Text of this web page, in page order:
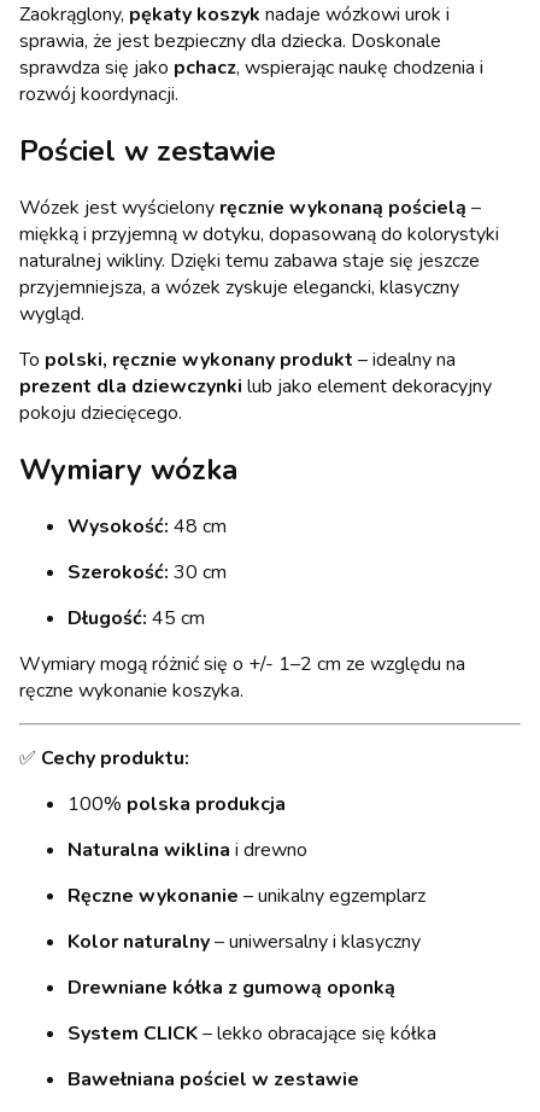
Zaokrąglony, pękaty koszyk nadaje wózkowi urok i
sprawia, że jest bezpieczny dla dziecka. Doskonale
sprawdza się jako pchacz, wspierając naukę chodzenia i
rozwój koordynacji.
Pościel w zestawie
Wózek jest wyścielony ręcznie wykonaną pościelą –
miękką i przyjemną w dotyku, dopasowaną do kolorystyki
naturalnej wikliny. Dzięki temu zabawa staje się jeszcze
przyjemniejsza, a wózek zyskuje elegancki, klasyczny
wygląd.
To polski, ręcznie wykonany produkt – idealny na
prezent dla dziewczynki lub jako element dekoracyjny
pokoju dziecięcego.
Wymiary wózka
Wysokość: 48 cm
Szerokość: 30 cm
Długość: 45 cm
Wymiary mogą różnić się o +/- 1–2 cm ze względu na
ręczne wykonanie koszyka.
✅ Cechy produktu:
100% polska produkcja
Naturalna wiklina i drewno
Ręczne wykonanie – unikalny egzemplarz
Kolor naturalny– uniwersalny i klasyczny
Drewniane kółka z gumową oponką
System CLICK– lekko obracające się kółka
Bawełniana pościel w zestawie